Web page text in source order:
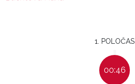
1. POLOČAS
00:46